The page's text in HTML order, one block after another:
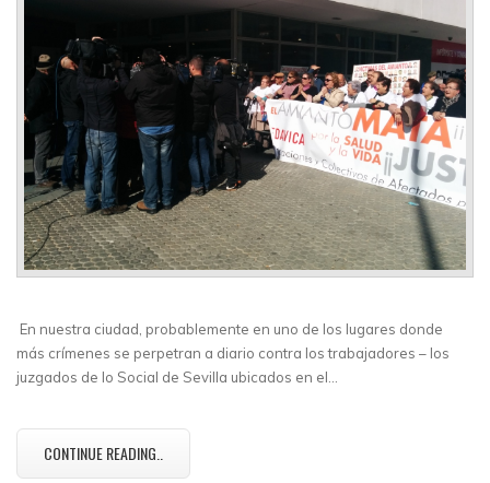
En nuestra ciudad, probablemente en uno de los lugares donde
más crímenes se perpetran a diario contra los trabajadores – los
juzgados de lo Social de Sevilla ubicados en el…
CONTINUE READING..